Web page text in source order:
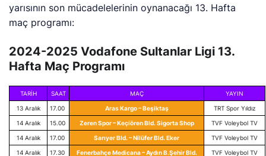
yarısının son mücadelelerinin oynanacağı 13. Hafta
maç programı:
2024-2025 Vodafone Sultanlar Ligi 13.
Hafta Maç Programı
TARİH SAAT MAÇ YAYIN
13 Aralık 17.00 Aras Kargo – Beşiktaş TRT Spor Yıldız
14 Aralık 15.00 Zeren Spor – Keçiören Bld. Sigorta Shop TVF Voleybol TV
14 Aralık 17.00 Sarıyer Bld. – Nilüfer Bld. Eker TVF Voleybol TV
14 Aralık 17.30 Fenerbahçe Medicana – Aydın B.Şehir Bld. TVF Voleybol TV